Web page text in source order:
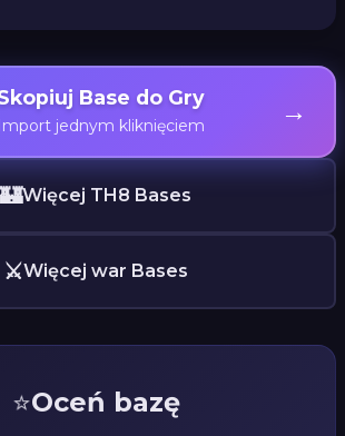
Base do Gry
Import jednym kliknięciem →
🏰Więcej TH8 Bases
⚔️Więcej war Bases
⭐Oceń bazę